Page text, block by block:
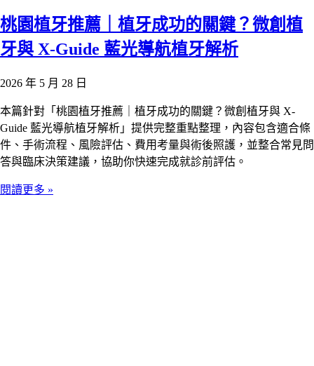
桃園植牙推薦｜植牙成功的關鍵？微創植
牙與 X-Guide 藍光導航植牙解析
2026 年 5 月 28 日
本篇針對「桃園植牙推薦｜植牙成功的關鍵？微創植牙與 X-
Guide 藍光導航植牙解析」提供完整重點整理，內容包含適合條
件、手術流程、風險評估、費用考量與術後照護，並整合常見問
答與臨床決策建議，協助你快速完成就診前評估。
閱讀更多 »